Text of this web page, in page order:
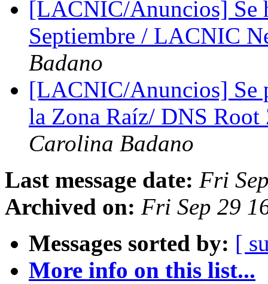
[LACNIC/Anuncios] Se
Septiembre / LACNIC
Badano
[LACNIC/Anuncios] Se
la Zona Raíz/ DNS
Carolina Badano
Last message date: Fri
Archived on: Fri Sep 29
Messages sorted by: [
More info on this list...